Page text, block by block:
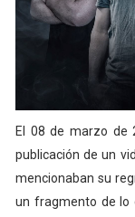
El 08 de marzo de
publicación de un
mencionaban su
un fragmento de lo